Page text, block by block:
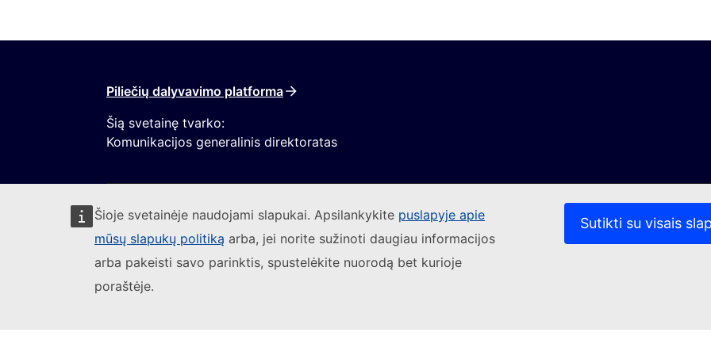
Šioje svetainėje naudojami slapukai. Apsilankykite puslapyje apie
mūsų slapukų politiką arba, jei norite sužinoti daugiau informacijos
arba pakeisti savo parinktis, spustelėkite nuorodą bet kurioje
poraštėje.
Sutikti su visais
Piliečių dalyvavimo platforma
Šią svetainę tvarko:
Komunikacijos generalinis direktoratas
Sekite Europos Komisijos naujienas